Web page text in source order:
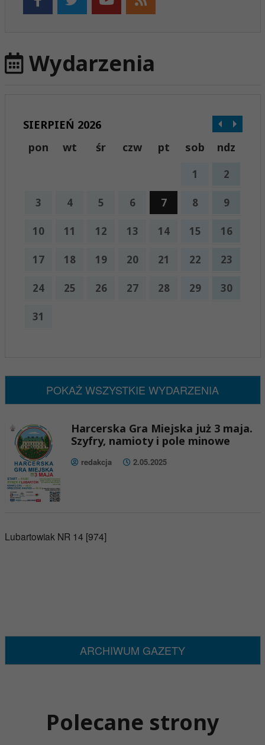
Wydarzenia
SIERPIEŃ 2026
pon
wt śr czw pt sob ndz
1 2
3 4 5 6 7 8 9
10 11 12 13 14 15 16
17 18 19 20 21 22 23
24 25 26 27 28 29 30
31
POKAŻ WSZYSTKIE WYDARZENIA
Harcerska Gra Miejska już 3 maja.
Szyfry, namioty i pole minowe
redakcja 2.05.2025
Lubartowiak NR 14 [974]
ARCHIWUM GAZETY
Polecane strony